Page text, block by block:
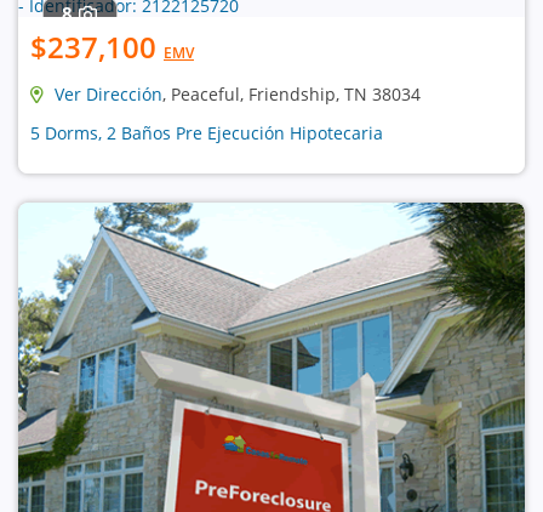
8
$237,100 EMV
Ver Dirección, Peaceful, Friendship, TN 38034
5 Dorms, 2 Baños Pre Ejecución Hipotecaria